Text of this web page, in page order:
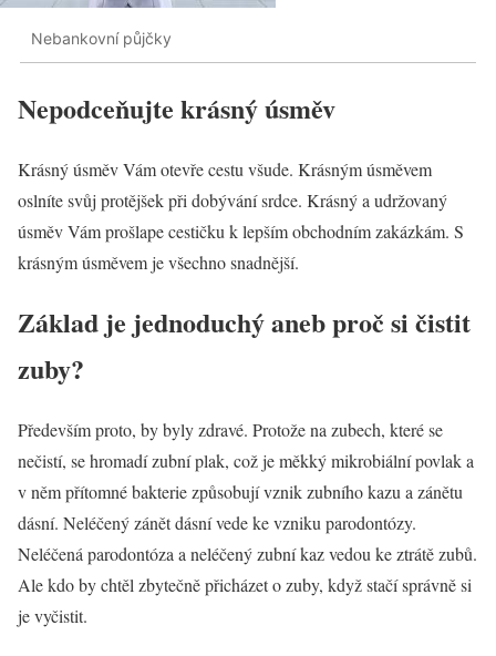
Nebankovní půjčky
Nepodceňujte krásný úsměv
Krásný úsměv Vám otevře cestu všude. Krásným úsměvem
oslníte svůj protějšek při dobývání srdce. Krásný a udržovaný
úsměv Vám prošlape cestičku k lepším obchodním zakázkám. S
krásným úsměvem je všechno snadnější.
Základ je jednoduchý aneb proč si čistit
zuby?
Především proto, by byly zdravé. Protože na zubech, které se
nečistí, se hromadí zubní plak, což je měkký mikrobiální povlak a
v něm přítomné bakterie způsobují vznik zubního kazu a zánětu
dásní. Neléčený zánět dásní vede ke vzniku parodontózy.
Neléčená parodontóza a neléčený zubní kaz vedou ke ztrátě zubů.
Ale kdo by chtěl zbytečně přicházet o zuby, když stačí správně si
je vyčistit.